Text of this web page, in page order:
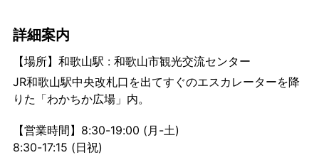
詳細案内
【場所】和歌山駅 : 和歌山市観光交流センター
JR和歌山駅中央改札口を出てすぐのエスカレーターを降
りた「わかちか広場」内。
【営業時間】8:30-19:00 (月-土)
8:30-17:15 (日祝)